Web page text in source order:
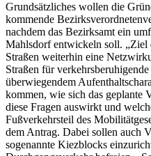
Grundsätzliches wollen die
kommende
nachdem das Bezirksamt ein
Mahlsdorf entwickeln soll. „Ziel
Straßen weiterhin eine
Straßen für
überwiegendem
kommen, wie sich das geplante
diese Fragen auswirkt und
Fußverkehrsteil des
dem Antrag. Dabei sollen auch
sogenannte Kiezblocks